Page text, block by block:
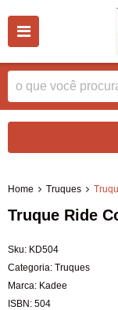
Home Truques
Truque Ride
Sku: KD504
Categoria: Truques
Marca: Kadee
ISBN: 504